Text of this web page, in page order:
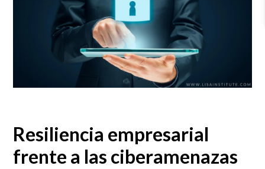
Resiliencia empresarial
frente a las ciberamenazas